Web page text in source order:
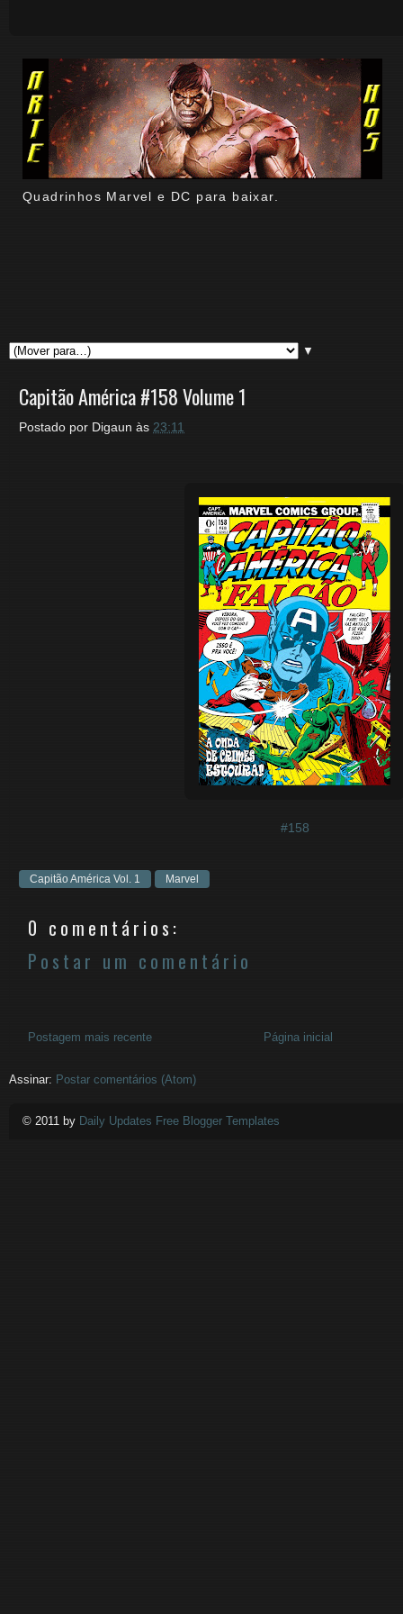
Quadrinhos Marvel e DC para baixar.
▼
Capitão América #158 Volume 1
Postado por Digaun às 23:11
#158
Capitão América Vol. 1 Marvel
0 comentários:
Postar um comentário
Postagem mais recente Página inicial
Assinar: Postar comentários (Atom)
© 2011 by Daily Updates Free Blogger Templates